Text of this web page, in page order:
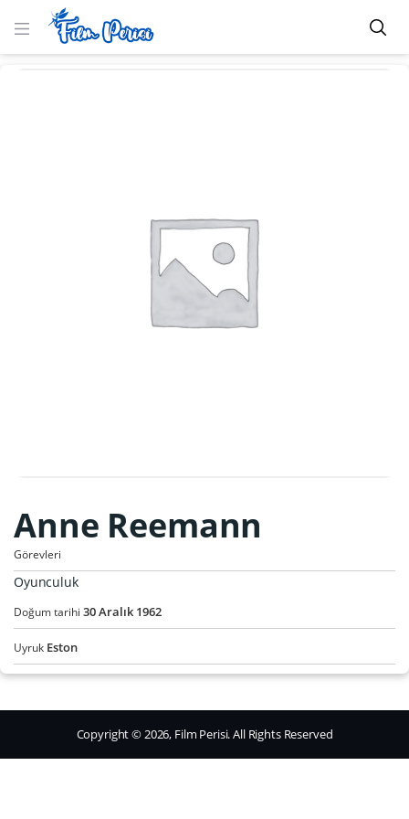
Anne Reemann
Görevleri
Oyunculuk
Doğum tarihi 30Aralık 1962
Uyruk Eston
Copyright © 2026, Film Perisi. All Rights Reserved